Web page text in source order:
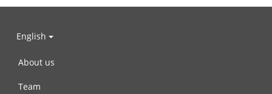
English
About us
Team